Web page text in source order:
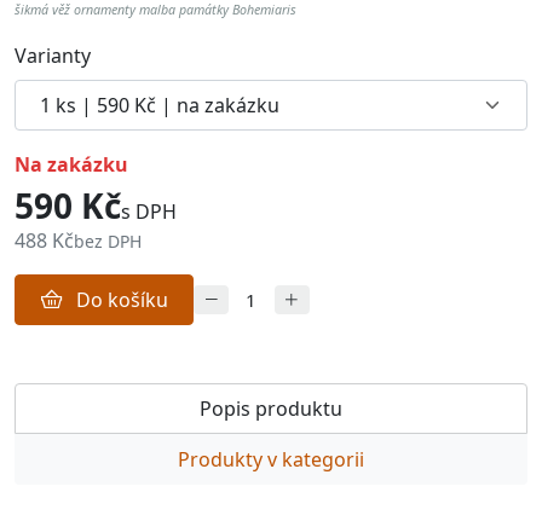
šikmá věž ornamenty malba památky Bohemiaris
Varianty
na zakázku
590 Kčs DPH
488 Kčbez DPH
Do košíku
Popis produktu
Produkty v kategorii